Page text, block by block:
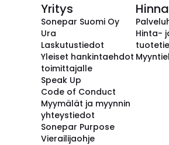
Yritys
Sonepar Suomi Oy
Ura
Laskutustiedot
Yleiset hankintaehdot
toimittajalle
Speak Up
Code of Conduct
Myymälät ja myynnin
yhteystiedot
Sonepar Purpose
Vierailijaohje
Hinta-